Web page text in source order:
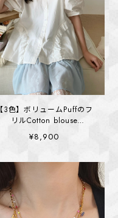
【3色】ボリュームPuffのフ
リルCotton blouse
(kai1365)
¥8,900